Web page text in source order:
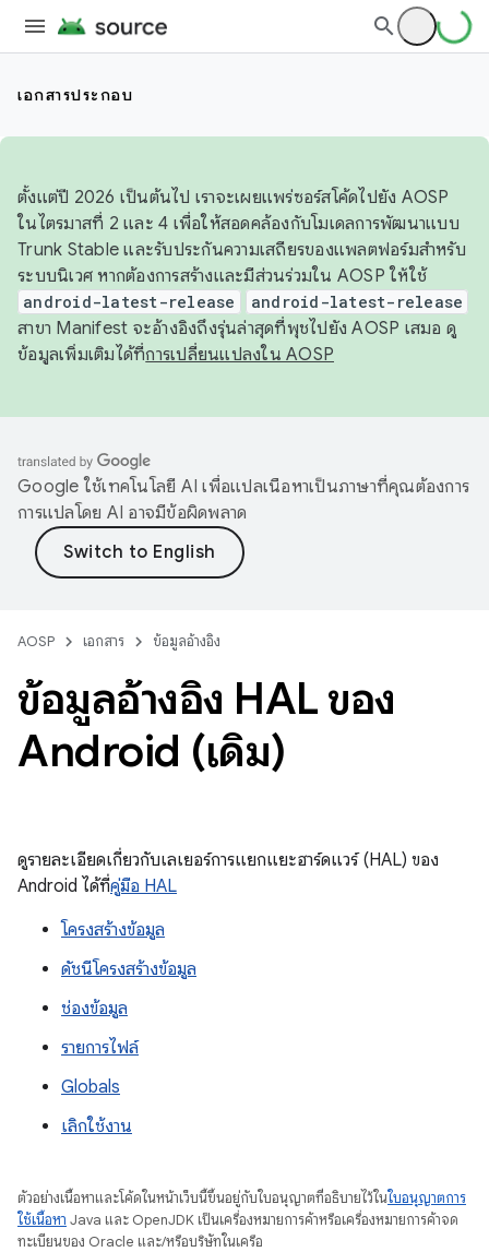
เอกสารประกอบ
ตั้งแต่ปี 2026 เป็นต้นไป เราจะเผยแพร่ซอร์สโค้ดไปยัง AOSP
ในไตรมาสที่ 2 และ 4 เพื่อให้สอดคล้องกับโมเดลการพัฒนาแบบ
Trunk Stable และรับประกันความเสถียรของแพลตฟอร์มสำหรับ
ระบบนิเวศ หากต้องการสร้างและมีส่วนร่วมใน AOSP ให้ใช้
android-latest-release android-latest-release
สาขา Manifest จะอ้างอิงถึงรุ่นล่าสุดที่พุชไปยัง AOSP เสมอ ดู
ข้อมูลเพิ่มเติมได้ที่การเปลี่ยนแปลงใน AOSP
Google ใช้เทคโนโลยี AI เพื่อแปลเนื้อหาเป็นภาษาที่คุณต้องการ
การแปลโดย AI อาจมีข้อผิดพลาด
AOSP เอกสาร ข้อมูลอ้างอิง
ข้อมูลอ้างอิง HAL ของ
Android (เดิม)
ดูรายละเอียดเกี่ยวกับเลเยอร์การแยกแยะฮาร์ดแวร์ (HAL) ของ
Android ได้ที่คู่มือ HAL
โครงสร้างข้อมูล
ดัชนีโครงสร้างข้อมูล
ช่องข้อมูล
รายการไฟล์
Globals
เลิกใช้งาน
ตัวอย่างเนื้อหาและโค้ดในหน้าเว็บนี้ขึ้นอยู่กับใบอนุญาตที่อธิบายไว้ในใบอนุญาตการ
ใช้เนื้อหา Java และ OpenJDK เป็นเครื่องหมายการค้าหรือเครื่องหมายการค้าจด
ทะเบียนของ Oracle และ/หรือบริษัทในเครือ